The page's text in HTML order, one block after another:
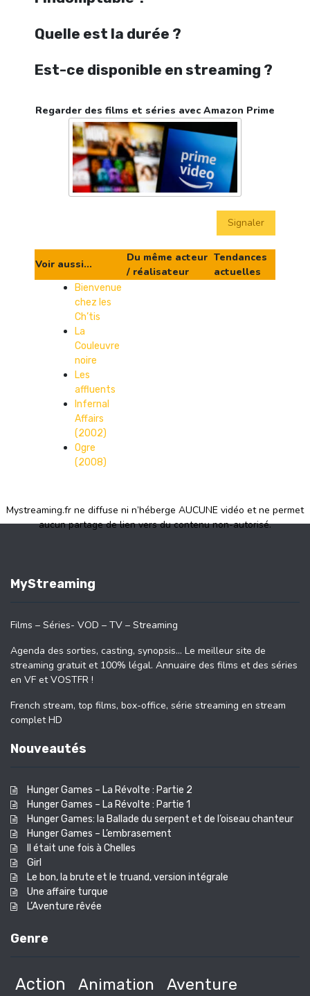
Quelle est la durée ?
Est-ce disponible en streaming ?
Regarder des films et séries avec Amazon Prime
Signaler
Voir aussi...
Du même acteur
/ réalisateur
Tendances
actuelles
Bienvenue
chez les
Ch’tis
La
Couleuvre
noire
Les
affluents
Infernal
Affairs
(2002)
Ogre
(2008)
Mystreaming.fr ne diffuse ni n’héberge AUCUNE vidéo et ne permet
aucun partage de lien vers du contenu non-autorisé.
MyStreaming
Films – Séries- VOD – TV – Streaming
Agenda des sorties, casting, synopsis… Le meilleur site de
streaming gratuit et 100% légal. Annuaire des films et des séries
en VF et VOSTFR !
French stream, top films, box-office, série streaming en stream
complet HD
Nouveautés
Hunger Games – La Révolte : Partie 2
Hunger Games – La Révolte : Partie 1
Hunger Games: la Ballade du serpent et de l’oiseau chanteur
Hunger Games – L’embrasement
Il était une fois à Chelles
Girl
Le bon, la brute et le truand, version intégrale
Une affaire turque
L’Aventure rêvée
Genre
Action Animation Aventure